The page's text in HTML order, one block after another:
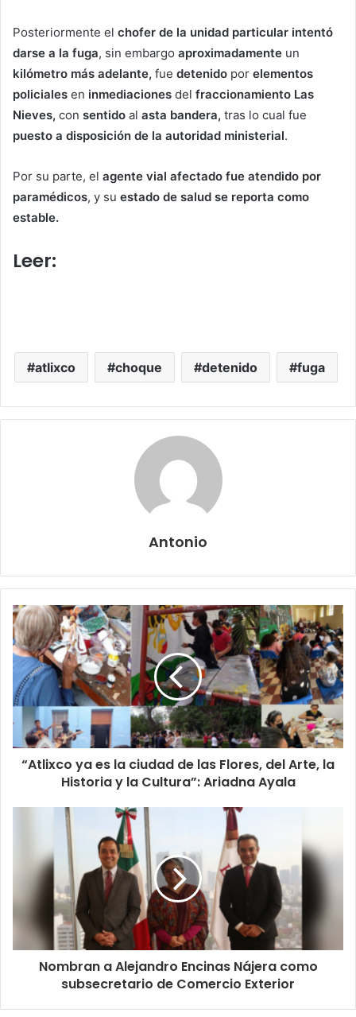
Posteriormente el chofer de la unidad particular intentó
darse a la fuga, sin embargo aproximadamente un
kilómetro más adelante, fue detenido por elementos
policiales en inmediaciones del fraccionamiento Las
Nieves, con sentido al asta bandera, tras lo cual fue
puesto a disposición de la autoridad ministerial.
Por su parte, el agente vial afectado fue atendido por
paramédicos, y su estado de salud se reporta como
estable.
Leer:
atlixco choque detenido fuga
Antonio
“Atlixco ya es la ciudad de las Flores, del Arte, la
Historia y la Cultura”: Ariadna Ayala
Nombran a Alejandro Encinas Nájera como
subsecretario de Comercio Exterior